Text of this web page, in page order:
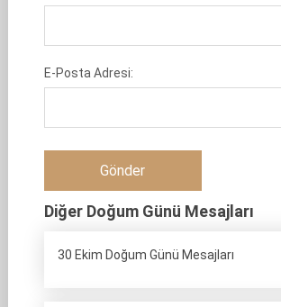
E-Posta Adresi:
Diğer Doğum Günü Mesajları
30 Ekim Doğum Günü Mesajları